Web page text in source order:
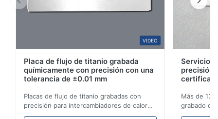
This product is really precise.
Feb 10.2026
So good!
A*d
VIDEO
Placa de flujo de titanio grabada
químicamente con precisión con una
tolerancia de ±0.01 mm
Placas de flujo de titanio grabadas con
precisión para intercambiadores de calor
con alta resistencia a la corrosión Visión
Servicios
precisión
Más de 13
grabado de